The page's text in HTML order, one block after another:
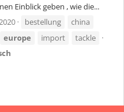
Einblick geben , wie die...
bestellung
china
europe import
tackle